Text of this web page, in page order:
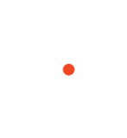
best experience
you accept
is used and
to find out how